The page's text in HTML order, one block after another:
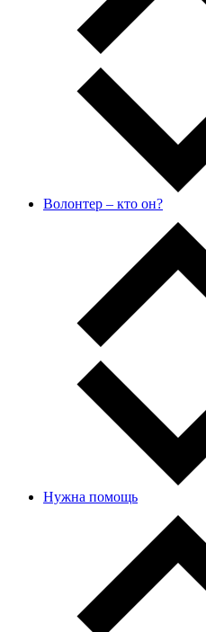
Волонтер – кто он?
Нужна помощь